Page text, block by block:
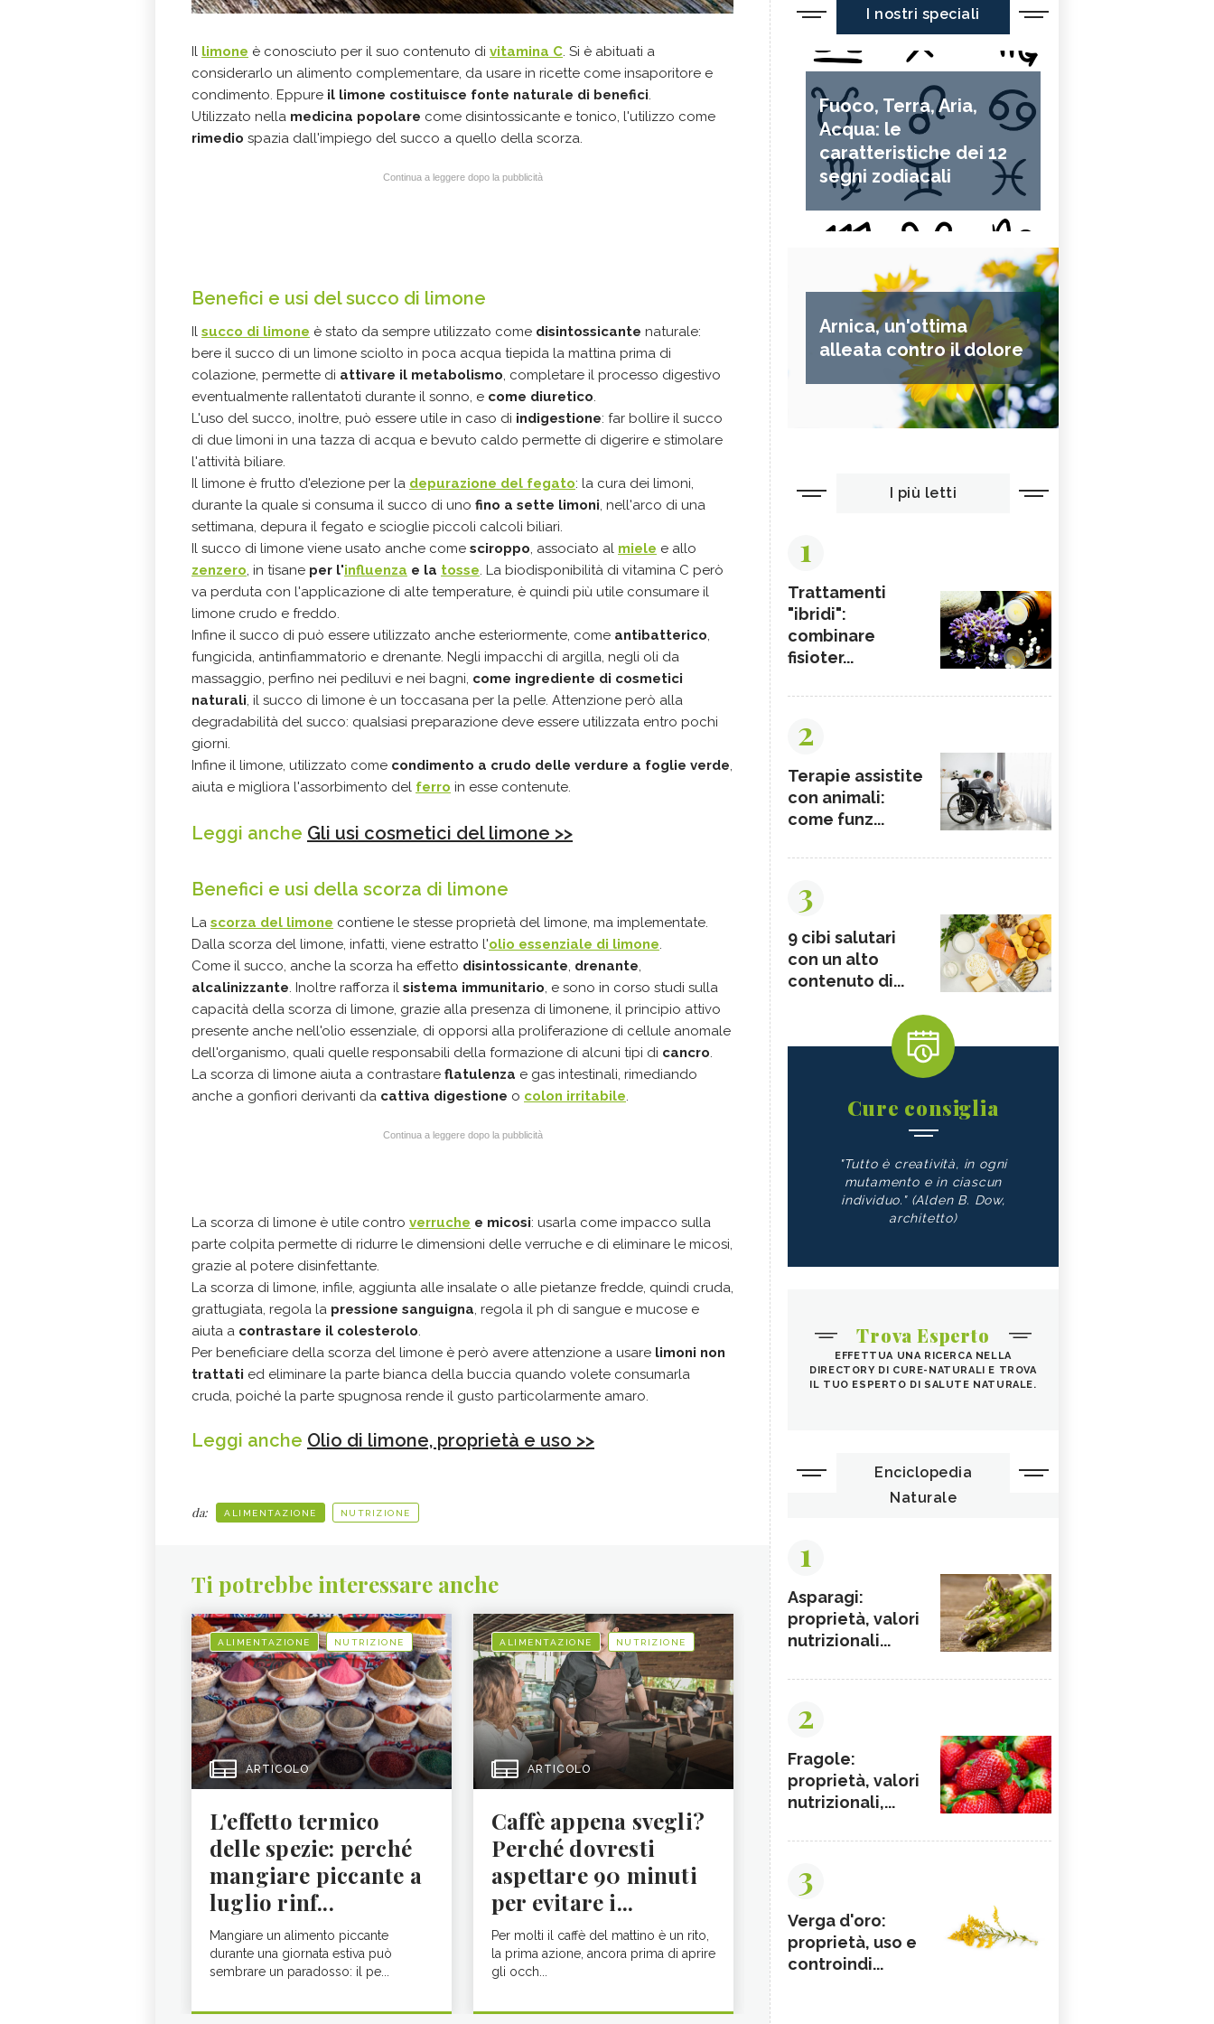
Il limone è conosciuto per il suo contenuto di vitamina C. Si è abituati a
considerarlo un alimento complementare, da usare in ricette come insaporitore e
condimento. Eppure il limone costituisce fonte naturale di benefici.
Utilizzato nella medicina popolare come disintossicante e tonico, l'utilizzo come
rimedio spazia dall'impiego del succo a quello della scorza.
Continua a leggere dopo la pubblicità
Benefici e usi del succo di limone
Il succo di limone è stato da sempre utilizzato come disintossicante naturale:
bere il succo di un limone sciolto in poca acqua tiepida la mattina prima di
colazione, permette di attivare il metabolismo, completare il processo digestivo
eventualmente rallentatoti durante il sonno, e come diuretico.
L'uso del succo, inoltre, può essere utile in caso di indigestione: far bollire il succo
di due limoni in una tazza di acqua e bevuto caldo permette di digerire e stimolare
l'attività biliare.
Il limone è frutto d'elezione per la depurazione del fegato: la cura dei limoni,
durante la quale si consuma il succo di uno fino a sette limoni, nell'arco di una
settimana, depura il fegato e scioglie piccoli calcoli biliari.
Il succo di limone viene usato anche come sciroppo, associato al miele e allo
zenzero, in tisane per l'influenza e la tosse. La biodisponibilità di vitamina C però
va perduta con l'applicazione di alte temperature, è quindi più utile consumare il
limone crudo e freddo.
Infine il succo di può essere utilizzato anche esteriormente, come antibatterico,
fungicida, antinfiammatorio e drenante. Negli impacchi di argilla, negli oli da
massaggio, perfino nei pediluvi e nei bagni, come ingrediente di cosmetici
naturali, il succo di limone è un toccasana per la pelle. Attenzione però alla
degradabilità del succo: qualsiasi preparazione deve essere utilizzata entro pochi
giorni.
Infine il limone, utilizzato come condimento a crudo delle verdure a foglie verde,
aiuta e migliora l'assorbimento del ferro in esse contenute.
Leggi anche Gli usi cosmetici del limone >>
Benefici e usi della scorza di limone
La scorza del limone contiene le stesse proprietà del limone, ma implementate.
Dalla scorza del limone, infatti, viene estratto l'olio essenziale di limone.
Come il succo, anche la scorza ha effetto disintossicante, drenante,
alcalinizzante. Inoltre rafforza il sistema immunitario, e sono in corso studi sulla
capacità della scorza di limone, grazie alla presenza di limonene, il principio attivo
presente anche nell'olio essenziale, di opporsi alla proliferazione di cellule anomale
dell'organismo, quali quelle responsabili della formazione di alcuni tipi di cancro.
La scorza di limone aiuta a contrastare flatulenza e gas intestinali, rimediando
anche a gonfiori derivanti da cattiva digestione o colon irritabile.
Continua a leggere dopo la pubblicità
La scorza di limone è utile contro verruche e micosi: usarla come impacco sulla
parte colpita permette di ridurre le dimensioni delle verruche e di eliminare le micosi,
grazie al potere disinfettante.
La scorza di limone, infile, aggiunta alle insalate o alle pietanze fredde, quindi cruda,
grattugiata, regola la pressione sanguigna, regola il ph di sangue e mucose e
aiuta a contrastare il colesterolo.
Per beneficiare della scorza del limone è però avere attenzione a usare limoni non
trattati ed eliminare la parte bianca della buccia quando volete consumarla
cruda, poiché la parte spugnosa rende il gusto particolarmente amaro.
Leggi anche Olio di limone, proprietà e uso >>
da: ALIMENTAZIONE NUTRIZIONE
Ti potrebbe interessare anche
ALIMENTAZIONE NUTRIZIONE
ARTICOLO
L'effetto termico
delle spezie: perché
mangiare piccante a
luglio rinf...
Mangiare un alimento piccante
durante una giornata estiva può
sembrare un paradosso: il pe...
ALIMENTAZIONE NUTRIZIONE
ARTICOLO
Caffè appena svegli?
Perché dovresti
aspettare 90 minuti
per evitare i...
Per molti il caffè del mattino è un rito,
la prima azione, ancora prima di aprire
gli occh...
I nostri speciali
Fuoco, Terra, Aria,
Acqua: le
caratteristiche dei 12
segni zodiacali
Arnica, un'ottima
alleata contro il dolore
I più letti
1
Trattamenti
"ibridi":
combinare
fisioter...
2
Terapie assistite
con animali:
come funz...
3
9 cibi salutari
con un alto
contenuto di...
Cure consiglia
"Tutto è creatività, in ogni
mutamento e in ciascun
individuo." (Alden B. Dow,
architetto)
Trova Esperto
EFFETTUA UNA RICERCA NELLA
DIRECTORY DI CURE-NATURALI E TROVA
IL TUO ESPERTO DI SALUTE NATURALE.
Enciclopedia
Naturale
1
Asparagi:
proprietà, valori
nutrizionali...
2
Fragole:
proprietà, valori
nutrizionali,...
3
Verga d'oro:
proprietà, uso e
controindi...